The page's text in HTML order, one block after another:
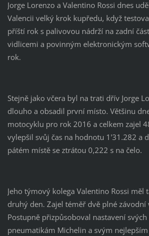
Jorge Lorenzo a Valentino Rossi dnes
Valencii velký krok kupředu, když
příští rok s palivovou nádrží na zadní
vidlicemi a povinným elektronickým
rok.
Stejně jako včera byl na trati dřív Jorge
dlouho a obsadil první místo. Většinu
motocyklu pro rok 2016 a celkem zajel
vylepšil svůj čas na hodnotu 1'31.282 a
pátém místě se ztrátou 0,222 s na čelo.
Jeho týmový kolega Valentino Rossi
druhý den. Zajel téměř dvě plné závodní
Postupně přizpůsoboval nastavení
pneumatikám Michelin a svým